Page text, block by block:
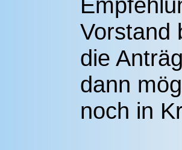
Vorstand
die
dann
noch in